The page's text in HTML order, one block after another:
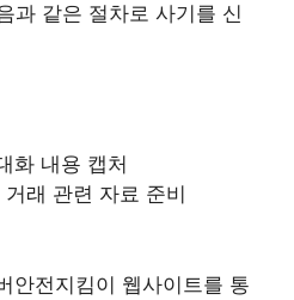
과 같은 절차로 사기를 신
화 내용 캡처
래 관련 자료 준비
안전지킴이 웹사이트를 통